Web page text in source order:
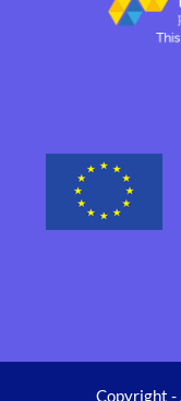
Copyright -